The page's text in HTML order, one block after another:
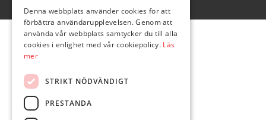
Denna webbplats använder cookies för att
förbättra användarupplevelsen. Genom att
använda vår webbplats samtycker du till alla
cookies i enlighet med vår cookiepolicy. Läs
mer
STRIKT NÖDVÄNDIGT
PRESTANDA